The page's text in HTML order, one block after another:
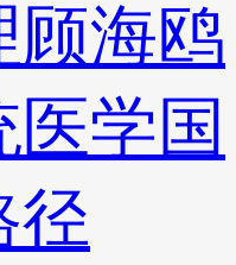
顾海鸥
学国
径